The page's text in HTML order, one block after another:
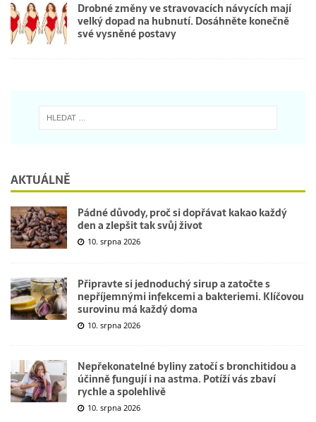
Drobné změny ve stravovacích návycích mají
velký dopad na hubnutí. Dosáhněte konečně
své vysněné postavy
AKTUÁLNĚ
Pádné důvody, proč si dopřávat kakao každý
den a zlepšit tak svůj život
10. srpna 2026
Připravte si jednoduchý sirup a zatočte s
nepříjemnými infekcemi a bakteriemi. Klíčovou
surovinu má každý doma
10. srpna 2026
Nepřekonatelné byliny zatočí s bronchitidou a
účinně fungují i na astma. Potíží vás zbaví
rychle a spolehlivě
10. srpna 2026